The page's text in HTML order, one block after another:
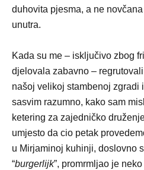
duhovita pjesma, a ne
unutra.
Kada su me – isključivo zbog
djelovala zabavno – regrutovali
našoj velikoj stambenoj zgradi
sasvim razumno, kako sam
ketering za zajedničko
umjesto da cio petak
u Mirjaminoj kuhinji, doslovno
“burgerlijk”, promrmljao je